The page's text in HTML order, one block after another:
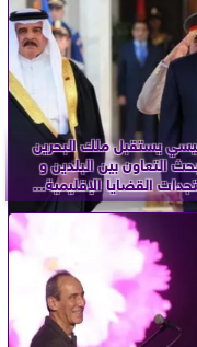
يستقبل ملك البحرين
التعاون بين البلدين و
القضايا الإقليمية...